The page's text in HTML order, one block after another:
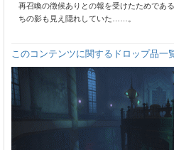
再召喚の徴候ありとの報を受けたためであ
ちの影も見え隠れしていた……。
このコンテンツに関するドロップ品一